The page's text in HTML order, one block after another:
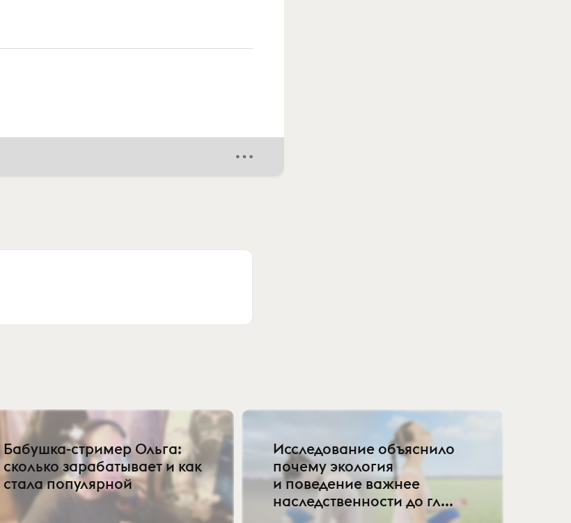
Бабушка-стример Ольга:
сколько зарабатывает и как
стала популярной
Исследование объяснило
почему экология
и поведение важнее
наследственности до гл...